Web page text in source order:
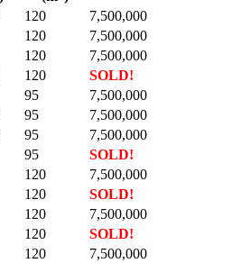
120
7,500,000
120
7,500,000
120
7,500,000
120
SOLD!
95
7,500,000
95
7,500,000
95
7,500,000
95
SOLD!
120
7,500,000
120
SOLD!
120
7,500,000
120
SOLD!
120 7,500,000